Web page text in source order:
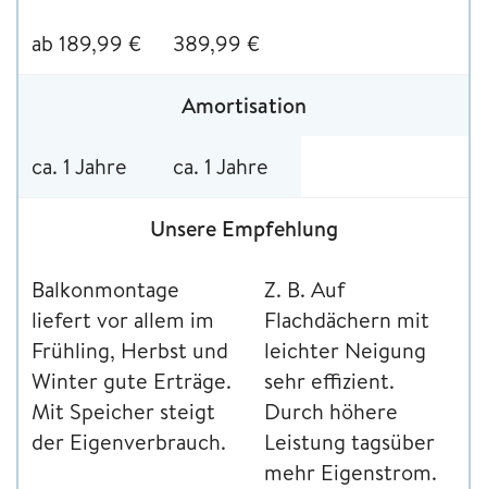
ab 189,99 € 389,99 €
Amortisation
ca. 1 Jahre ca. 1 Jahre
Unsere Empfehlung
Balkonmontage
liefert vor allem im
Frühling, Herbst und
Winter gute Erträge.
Mit Speicher steigt
der Eigenverbrauch.
Z. B. Auf
Flachdächern mit
leichter Neigung
sehr effizient.
Durch höhere
Leistung tagsüber
mehr Eigenstrom.